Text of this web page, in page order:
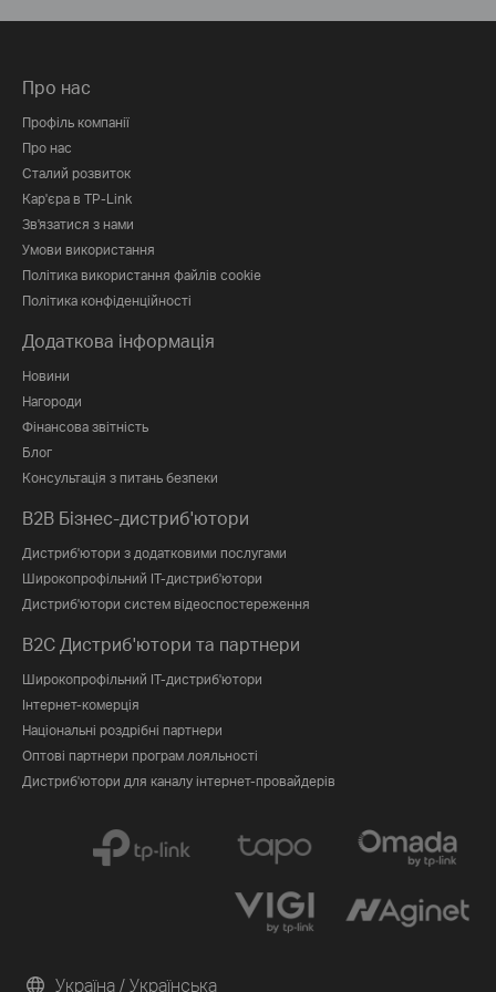
Про нас
Профіль компанії
Про нас
Сталий розвиток
Кар'єра в TP-Link
Зв'язатися з нами
Умови використання
Політика використання файлів cookie
Політика конфіденційності
Додаткова інформація
Новини
Нагороди
Фінансова звітність
Блог
Консультація з питань безпеки
B2B Бізнес-дистриб'ютори
Дистриб'ютори з додатковими послугами
Широкопрофільний IT-дистриб'ютори
Дистриб'ютори систем відеоспостереження
B2C Дистриб'ютори та партнери
Широкопрофільний IT-дистриб'ютори
Інтернет-комерція
Національні роздрібні партнери
Оптові партнери програм лояльності
Дистриб'ютори для каналу інтернет-провайдерів
Україна / Українська